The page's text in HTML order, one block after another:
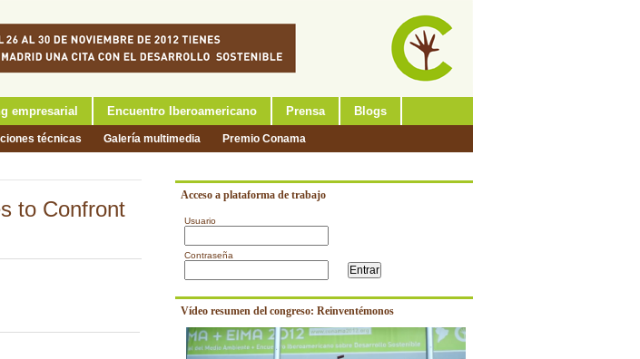
empresarial Encuentro Iberoamericano Prensa Blogs
técnicas Galería multimedia Premio Conama
Acceso a plataforma de trabajo
Usuario
Contraseña
Vídeo resumen del congreso: Reinventémonos
to Confront